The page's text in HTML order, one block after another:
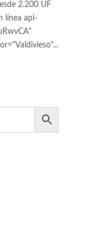
2.200 UF
línea api-